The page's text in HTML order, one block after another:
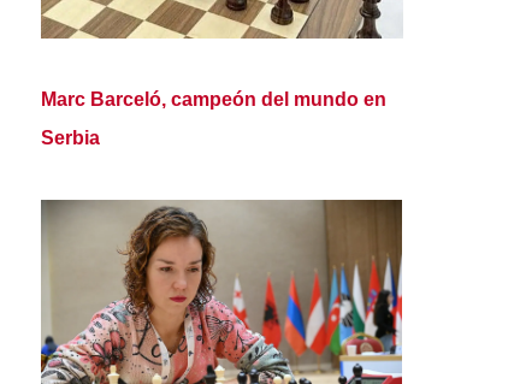
Marc Barceló, campeón del mundo en
Serbia